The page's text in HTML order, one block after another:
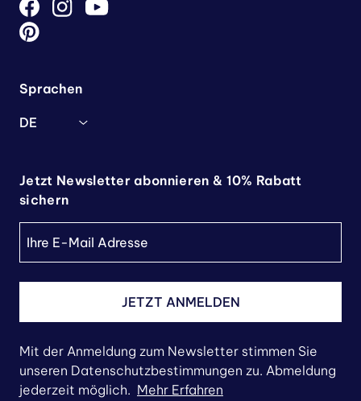
Sprachen
DE
Jetzt Newsletter abonnieren & 10% Rabatt
sichern
JETZT ANMELDEN
Mit der Anmeldung zum Newsletter stimmen Sie
unseren Datenschutzbestimmungen zu. Abmeldung
jederzeit möglich. Mehr Erfahren